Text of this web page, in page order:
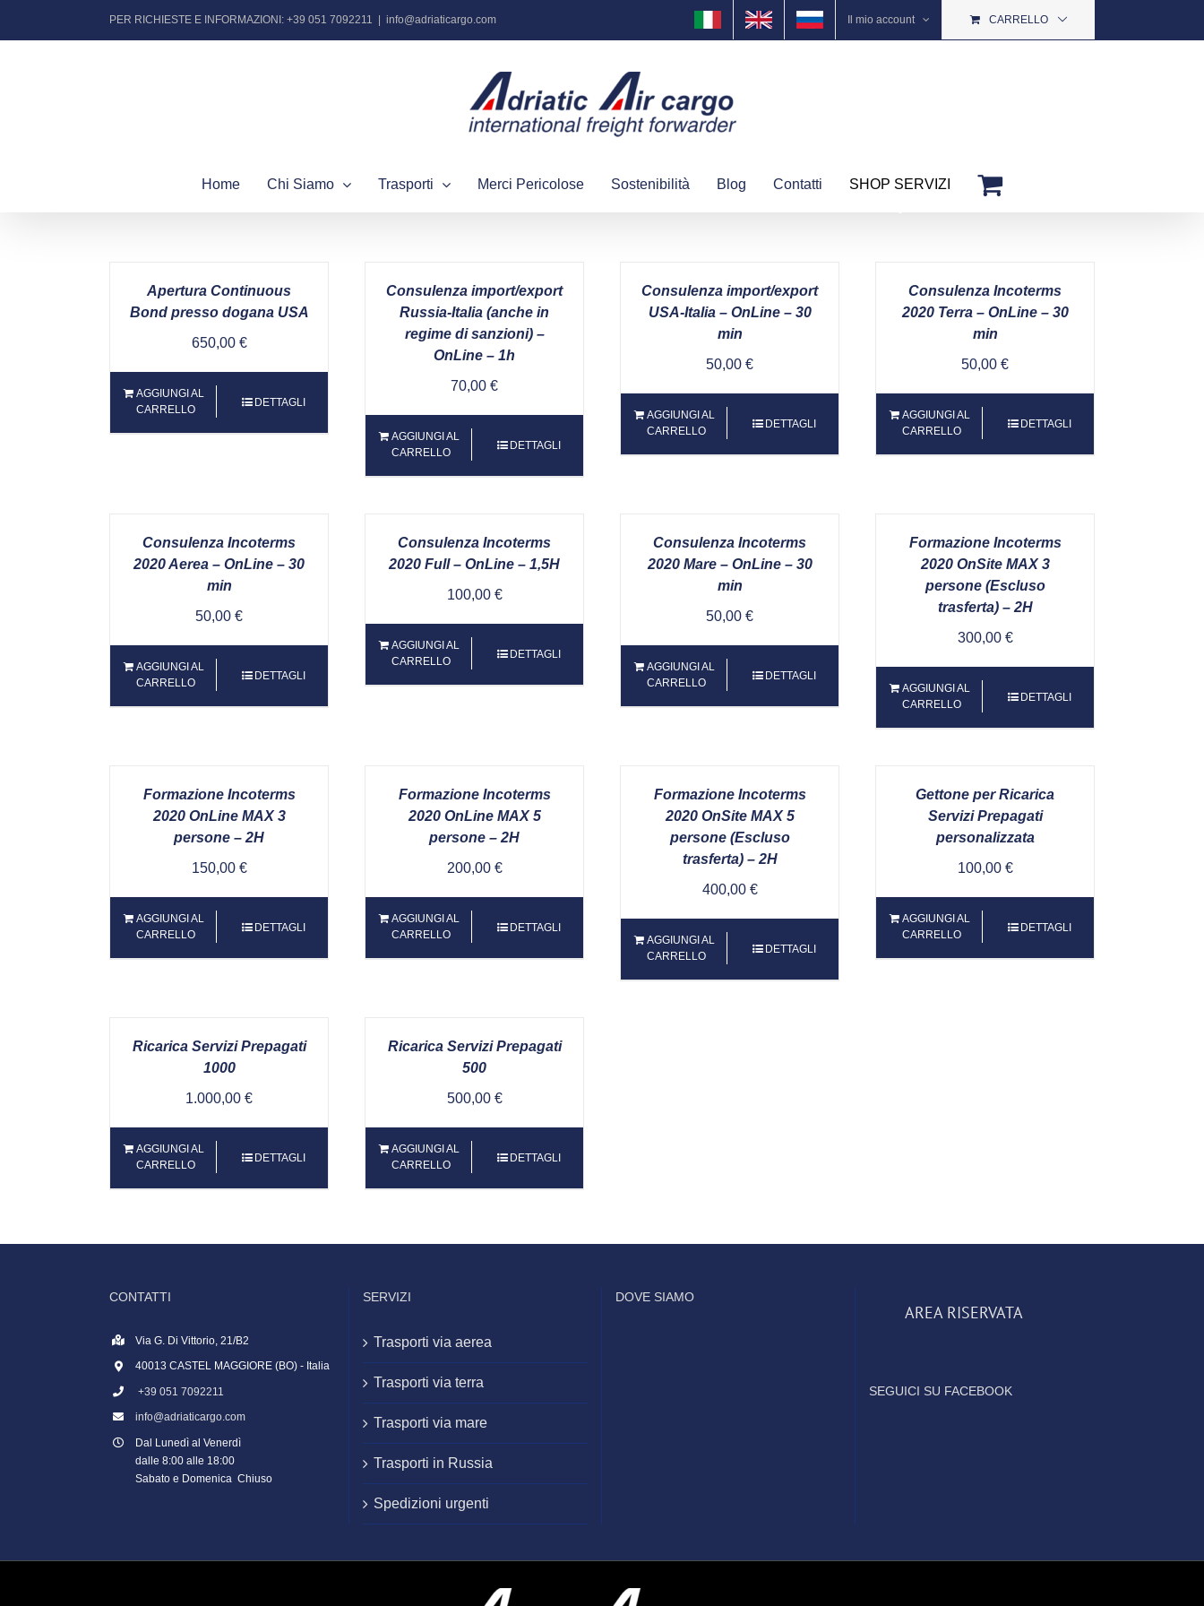
PER RICHIESTE E INFORMAZIONI: +39 051 7092211 info@adriaticargo.com Il mio account CARRELLO
Home Chi Siamo Trasporti Merci Pericolose Sostenibilità Blog Contatti SHOP SERVIZI
Apertura Continuous
Bond presso dogana USA
650,00 €
AGGIUNGI AL
CARRELLO
DETTAGLI
Consulenza import/export
Russia-Italia (anche in
regime di sanzioni) –
OnLine – 1h
70,00 €
AGGIUNGI AL
CARRELLO
DETTAGLI
Consulenza import/export
USA-Italia – OnLine – 30
min
50,00 €
AGGIUNGI AL
CARRELLO
DETTAGLI
Consulenza Incoterms
2020 Terra – OnLine – 30
min
50,00 €
AGGIUNGI AL
CARRELLO
DETTAGLI
Consulenza Incoterms
2020 Aerea – OnLine – 30
min
50,00 €
AGGIUNGI AL
CARRELLO
DETTAGLI
Consulenza Incoterms
2020 Full – OnLine – 1,5H
100,00 €
AGGIUNGI AL
CARRELLO
DETTAGLI
Consulenza Incoterms
2020 Mare – OnLine – 30
min
50,00 €
AGGIUNGI AL
CARRELLO
DETTAGLI
Formazione Incoterms
2020 OnSite MAX 3
persone (Escluso
trasferta) – 2H
300,00 €
AGGIUNGI AL
CARRELLO
DETTAGLI
Formazione Incoterms
2020 OnLine MAX 3
persone – 2H
150,00 €
AGGIUNGI AL
CARRELLO
DETTAGLI
Formazione Incoterms
2020 OnLine MAX 5
persone – 2H
200,00 €
AGGIUNGI AL
CARRELLO
DETTAGLI
Formazione Incoterms
2020 OnSite MAX 5
persone (Escluso
trasferta) – 2H
400,00 €
AGGIUNGI AL
CARRELLO
DETTAGLI
Gettone per Ricarica
Servizi Prepagati
personalizzata
100,00 €
AGGIUNGI AL
CARRELLO
DETTAGLI
Ricarica Servizi Prepagati
1000
1.000,00 €
AGGIUNGI AL
CARRELLO
DETTAGLI
Ricarica Servizi Prepagati
500
500,00 €
AGGIUNGI AL
CARRELLO
DETTAGLI
CONTATTI
Via G. Di Vittorio, 21/B2
40013 CASTEL MAGGIORE (BO) - Italia
+39 051 7092211
info@adriaticargo.com
Dal Lunedì al Venerdì
dalle 8:00 alle 18:00
Sabato e Domenica Chiuso
SERVIZI
Trasporti via aerea
Trasporti via terra
Trasporti via mare
Trasporti in Russia
Spedizioni urgenti
DOVE SIAMO
AREA RISERVATA
SEGUICI SU FACEBOOK